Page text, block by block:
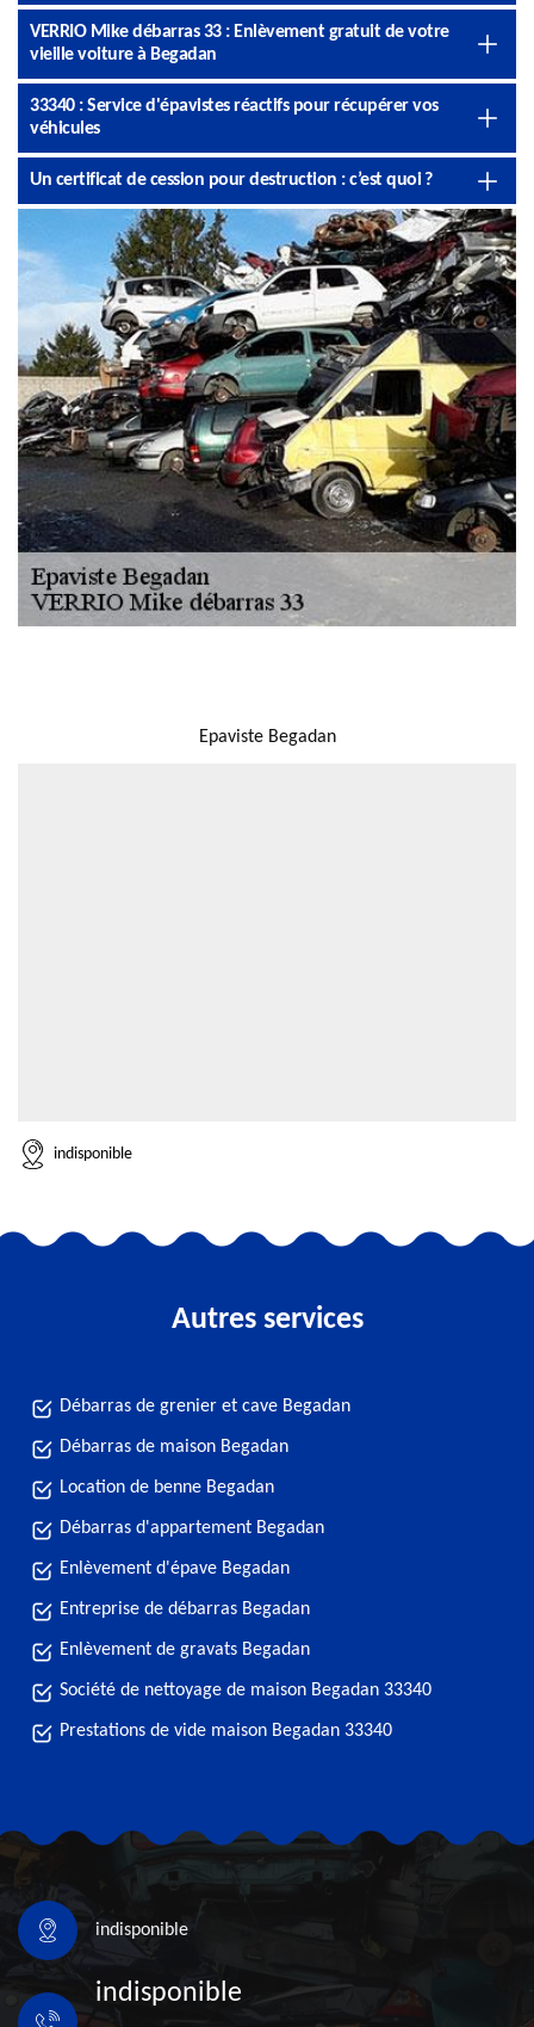
VERRIO Mike débarras 33 : Enlèvement gratuit de votre
vieille voiture à Begadan
33340 : Service d'épavistes réactifs pour récupérer vos
véhicules
Un certificat de cession pour destruction : c’est quoi ?
Epaviste Begadan
indisponible
Autres services
Débarras de grenier et cave Begadan
Débarras de maison Begadan
Location de benne Begadan
Débarras d'appartement Begadan
Enlèvement d'épave Begadan
Entreprise de débarras Begadan
Enlèvement de gravats Begadan
Société de nettoyage de maison Begadan 33340
Prestations de vide maison Begadan 33340
indisponible
indisponible